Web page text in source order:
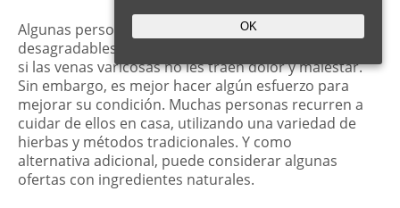
Algunas personas simplemente los encuentran
desagradables en apariencia, pero este es el caso
si las venas varicosas no les traen dolor y malestar.
Sin embargo, es mejor hacer algún esfuerzo para
mejorar su condición. Muchas personas recurren a
cuidar de ellos en casa, utilizando una variedad de
hierbas y métodos tradicionales. Y como
alternativa adicional, puede considerar algunas
ofertas con ingredientes naturales.
OK